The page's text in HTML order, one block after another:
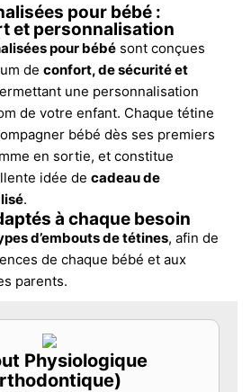
pour bébé :
et personnalisation
pour bébé sont conçues
de confort, de sécurité et
une personnalisation
de votre enfant. Chaque tétine
bébé dès ses premiers
en sortie, et constitue
idée de cadeau de
.
à chaque besoin
d’embouts de tétines, afin de
de chaque bébé et aux
parents.
Physiologique